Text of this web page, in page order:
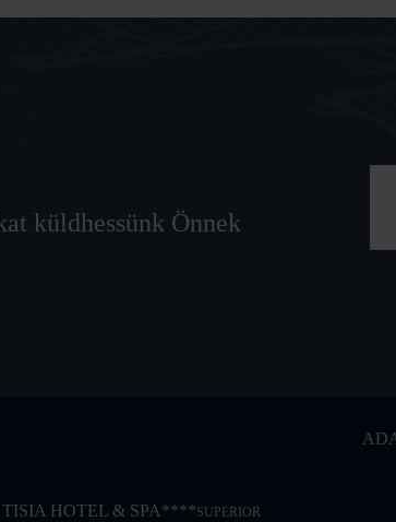
küldhessünk Önnek
TISIA HOTEL & SPA****SUPERIOR